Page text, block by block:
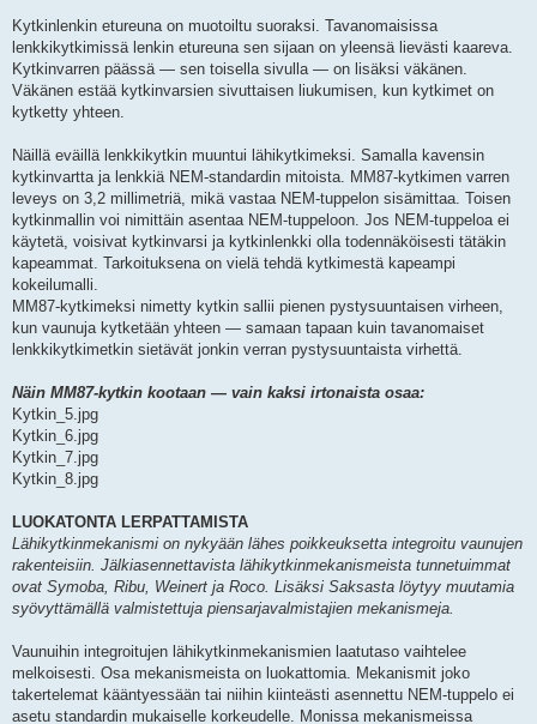
Kytkinlenkin etureuna on muotoiltu suoraksi. Tavanomaisissa
lenkkikytkimissä lenkin etureuna sen sijaan on yleensä lievästi kaareva.
Kytkinvarren päässä — sen toisella sivulla — on lisäksi väkänen.
Väkänen estää kytkinvarsien sivuttaisen liukumisen, kun kytkimet on
kytketty yhteen.
Näillä eväillä lenkkikytkin muuntui lähikytkimeksi. Samalla kavensin
kytkinvartta ja lenkkiä NEM-standardin mitoista. MM87-kytkimen varren
leveys on 3,2 millimetriä, mikä vastaa NEM-tuppelon sisämittaa. Toisen
kytkinmallin voi nimittäin asentaa NEM-tuppeloon. Jos NEM-tuppeloa ei
käytetä, voisivat kytkinvarsi ja kytkinlenkki olla todennäköisesti tätäkin
kapeammat. Tarkoituksena on vielä tehdä kytkimestä kapeampi
kokeilumalli.
MM87-kytkimeksi nimetty kytkin sallii pienen pystysuuntaisen virheen,
kun vaunuja kytketään yhteen — samaan tapaan kuin tavanomaiset
lenkkikytkimetkin sietävät jonkin verran pystysuuntaista virhettä.
Näin MM87-kytkin kootaan — vain kaksi irtonaista osaa:
Kytkin_5.jpg
Kytkin_6.jpg
Kytkin_7.jpg
Kytkin_8.jpg
LUOKATONTA LERPATTAMISTA
Lähikytkinmekanismi on nykyään lähes poikkeuksetta integroitu vaunujen
rakenteisiin. Jälkiasennettavista lähikytkinmekanismeista tunnetuimmat
ovat Symoba, Ribu, Weinert ja Roco. Lisäksi Saksasta löytyy muutamia
syövyttämällä valmistettuja piensarjavalmistajien mekanismeja.
Vaunuihin integroitujen lähikytkinmekanismien laatutaso vaihtelee
melkoisesti. Osa mekanismeista on luokattomia. Mekanismit joko
takertelemat kääntyessään tai niihin kiinteästi asennettu NEM-tuppelo ei
asetu standardin mukaiselle korkeudelle. Monissa mekanismeissa